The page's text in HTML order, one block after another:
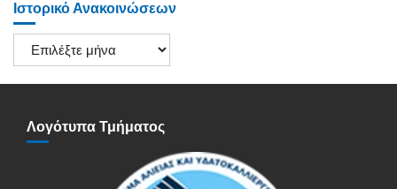
Ιστορικό Ανακοινώσεων
Ιστορικό
Ανακοινώσεων
Λογότυπα Τμήματος